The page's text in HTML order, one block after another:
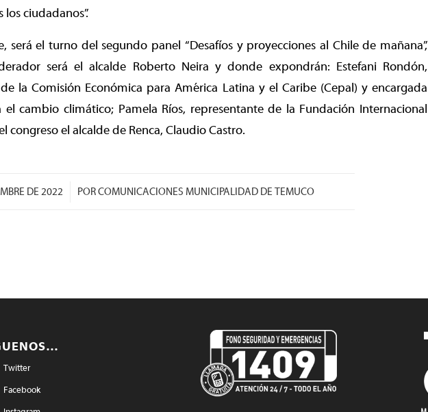
ciudadanos”.
será el turno del segundo panel “Desafíos y proyecciones al Chile de mañana”,
será el alcalde Roberto Neira y donde expondrán: Estefani Rondón,
la Comisión Económica para América Latina y el Caribe (Cepal) y encargada
el cambio climático; Pamela Ríos, representante de la Fundación Internacional
congreso el alcalde de Renca, Claudio Castro.
DE 2022
/ PORCOMUNICACIONES MUNICIPALIDAD DE TEMUCO
Twitter
Facebook